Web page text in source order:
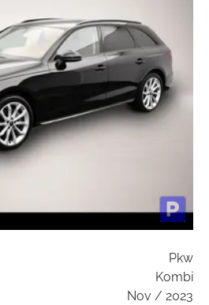
Pkw
Kombi
Nov / 2023